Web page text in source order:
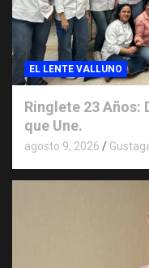
EL LENTE VALLUNO
Ringlete 23 Años:
que Une.
agosto 9, 2026